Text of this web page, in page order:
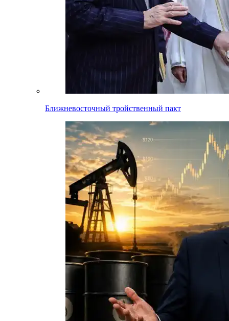
Ближневосточный тройственный пакт